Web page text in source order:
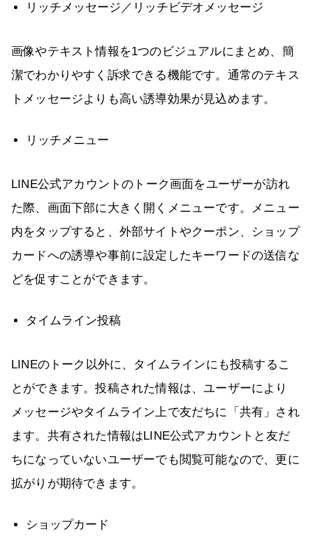
リッチメッセージ／リッチビデオメッセージ
画像やテキスト情報を1つのビジュアルにまとめ、簡
潔でわかりやすく訴求できる機能です。通常のテキス
トメッセージよりも高い誘導効果が見込めます。
リッチメニュー
LINE公式アカウントのトーク画面をユーザーが訪れ
た際、画面下部に大きく開くメニューです。メニュー
内をタップすると、外部サイトやクーポン、ショップ
カードへの誘導や事前に設定したキーワードの送信な
どを促すことができます。
タイムライン投稿
LINEのトーク以外に、タイムラインにも投稿するこ
とができます。投稿された情報は、ユーザーにより
メッセージやタイムライン上で友だちに「共有」され
ます。共有された情報はLINE公式アカウントと友だ
ちになっていないユーザーでも閲覧可能なので、更に
拡がりが期待できます。
ショップカード